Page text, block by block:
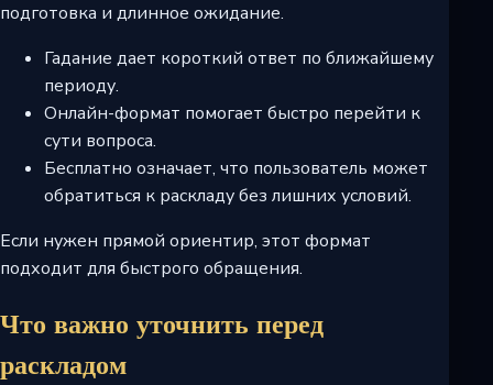
подготовка и длинное ожидание.
Гадание дает короткий ответ по ближайшему
периоду.
Онлайн-формат помогает быстро перейти к
сути вопроса.
Бесплатно означает, что пользователь может
обратиться к раскладу без лишних условий.
Если нужен прямой ориентир, этот формат
подходит для быстрого обращения.
Что важно уточнить перед
раскладом